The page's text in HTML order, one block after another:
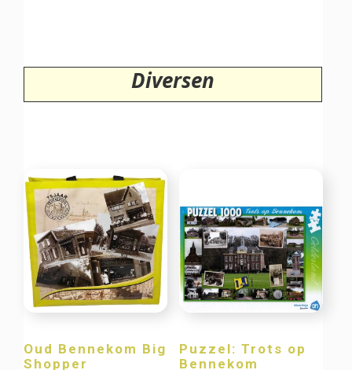
Diversen
Oud Bennekom Big
Shopper
Puzzel: Trots op
Bennekom